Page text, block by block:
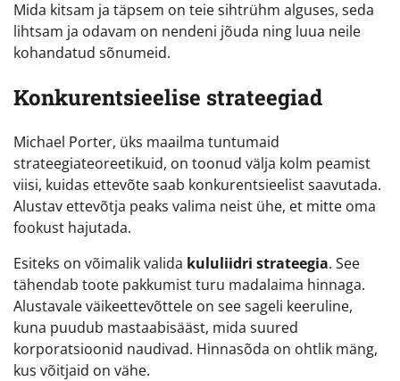
Mida kitsam ja täpsem on teie sihtrühm alguses, seda
lihtsam ja odavam on nendeni jõuda ning luua neile
kohandatud sõnumeid.
Konkurentsieelise strateegiad
Michael Porter, üks maailma tuntumaid
strateegiateoreetikuid, on toonud välja kolm peamist
viisi, kuidas ettevõte saab konkurentsieelist saavutada.
Alustav ettevõtja peaks valima neist ühe, et mitte oma
fookust hajutada.
Esiteks on võimalik valida kululiidri strateegia. See
tähendab toote pakkumist turu madalaima hinnaga.
Alustavale väikeettevõttele on see sageli keeruline,
kuna puudub mastaabisääst, mida suured
korporatsioonid naudivad. Hinnasõda on ohtlik mäng,
kus võitjaid on vähe.